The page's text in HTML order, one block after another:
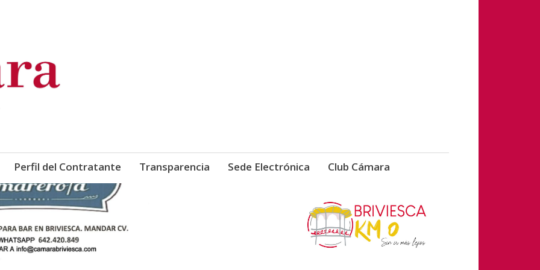
Comercio, Industria y Servicios de Briviesca
Perfil del Contratante Transparencia Sede Electrónica Club Cámara